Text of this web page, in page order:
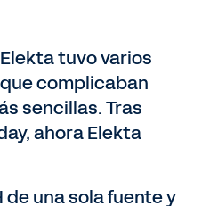
tuvo varios
complicaban
sencillas. Tras
ahora Elekta
de una sola fuente y